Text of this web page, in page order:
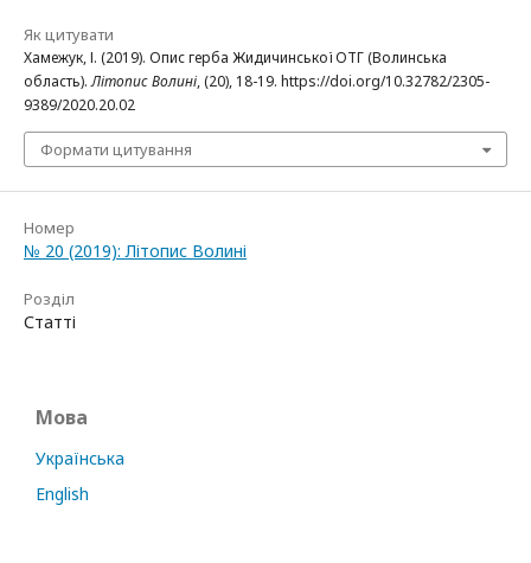
Як цитувати
Хамежук, І. (2019). Опис герба Жидичинської ОТГ (Волинська
область).Літопис Волині, (20), 18-19. https://doi.org/10.32782/2305-
9389/2020.20.02
Формати цитування
Номер
№ 20 (2019): Літопис Волині
Розділ
Статті
Мова
Українська
English